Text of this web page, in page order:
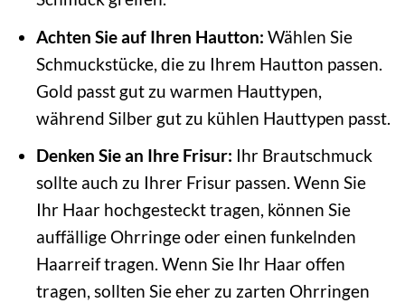
Achten Sie auf Ihren Hautton: Wählen Sie
Schmuckstücke, die zu Ihrem Hautton passen.
Gold passt gut zu warmen Hauttypen,
während Silber gut zu kühlen Hauttypen passt.
Denken Sie an Ihre Frisur: Ihr Brautschmuck
sollte auch zu Ihrer Frisur passen. Wenn Sie
Ihr Haar hochgesteckt tragen, können Sie
auffällige Ohrringe oder einen funkelnden
Haarreif tragen. Wenn Sie Ihr Haar offen
tragen, sollten Sie eher zu zarten Ohrringen